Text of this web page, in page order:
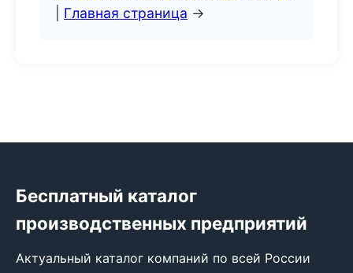
Главная страница →
Бесплатный каталог
производственных предприятий
Актуальный каталог компаний по всей России